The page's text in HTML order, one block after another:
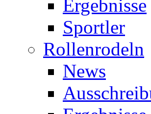
Ergebnisse
Sportler
Rollenrodeln
News